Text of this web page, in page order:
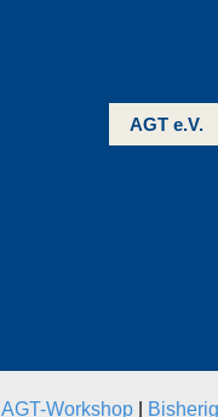
AGT e.V.
AGT-Workshop|